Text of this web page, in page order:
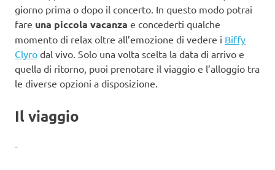
giorno prima o dopo il concerto. In questo modo potrai
fare una piccola vacanza e concederti qualche
momento di relax oltre all’emozione di vedere i Biffy
Clyro dal vivo. Solo una volta scelta la data di arrivo e
quella di ritorno, puoi prenotare il viaggio e l’alloggio tra
le diverse opzioni a disposizione.
Il viaggio
-